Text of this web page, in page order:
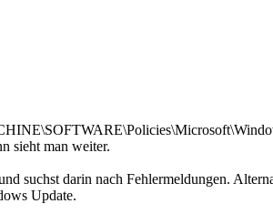
sieht man weiter.
suchst darin nach Fehlermeldungen.
Update.